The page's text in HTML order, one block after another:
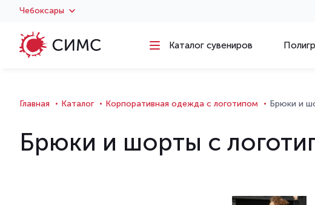
Чебоксары
Каталог сувениров
Главная Каталог Корпоративная одежда с логотипом Брюки и
Брюки и шорты с